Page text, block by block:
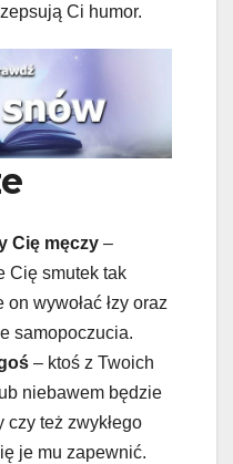
Ci humor.
Cię męczy –
Cię smutek tak
wywołać łzy oraz
samopoczucia.
– ktoś z Twoich
niebawem będzie
czy też zwykłego
je mu zapewnić.